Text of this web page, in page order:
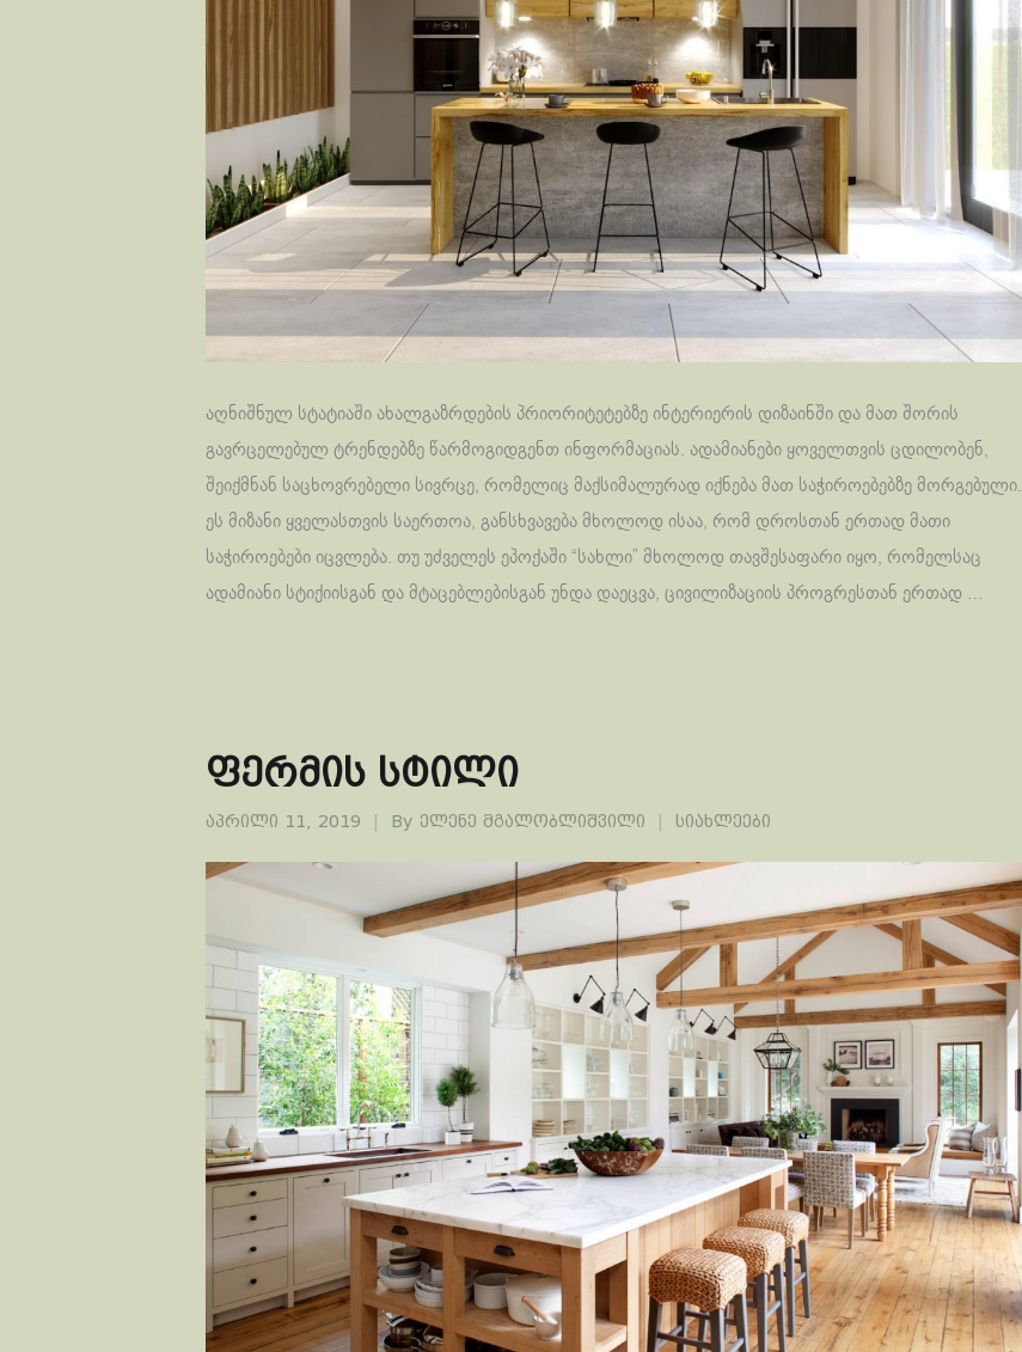
აღნიშნულ სტატიაში ახალგაზრდების პრიორიტეტებზე ინტერიერის დიზაინში და მათ შორის
გავრცელებულ ტრენდებზე წარმოგიდგენთ ინფორმაციას. ადამიანები ყოველთვის ცდილობენ,
შეიქმნან საცხოვრებელი სივრცე, რომელიც მაქსიმალურად იქნება მათ საჭიროებებზე მორგებული.
ეს მიზანი ყველასთვის საერთოა, განსხვავება მხოლოდ ისაა, რომ დროსთან ერთად მათი
საჭიროებები იცვლება. თუ უძველეს ეპოქაში “სახლი” მხოლოდ თავშესაფარი იყო, რომელსაც
ადამიანი სტიქიისგან და მტაცებლებისგან უნდა დაეცვა, ცივილიზაციის პროგრესთან ერთად …
ფერმის სტილი
აპრილი 11, 2019 By ელენე მგალობლიშვილი სიახლეები